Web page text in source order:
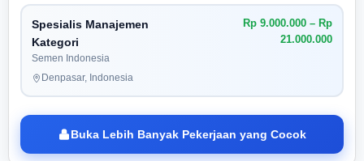
Spesialis Manajemen
Kategori
Semen Indonesia
Rp 9.000.000 – Rp
21.000.000
Denpasar, Indonesia
Buka Lebih Banyak Pekerjaan yang Cocok